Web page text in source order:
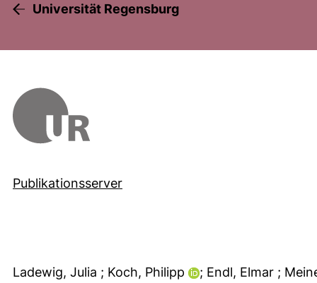
Universität Regensburg
Publikationsserver
Ladewig, Julia ; Koch, Philipp ; Endl, Elmar ;